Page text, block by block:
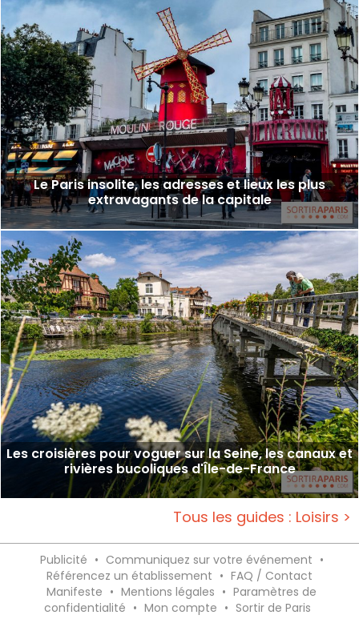
Le Paris insolite, les adresses et lieux les plus
extravagants de la capitale
Les croisières pour voguer sur la Seine, les canaux et
rivières bucoliques d'Île-de-France
Tous les guides : Loisirs >
Publicité • Communiquez sur votre événement •
Référencez un établissement • FAQ / Contact
Manifeste • Mentions légales • Paramètres de
confidentialité • Mon compte • Sortir de Paris